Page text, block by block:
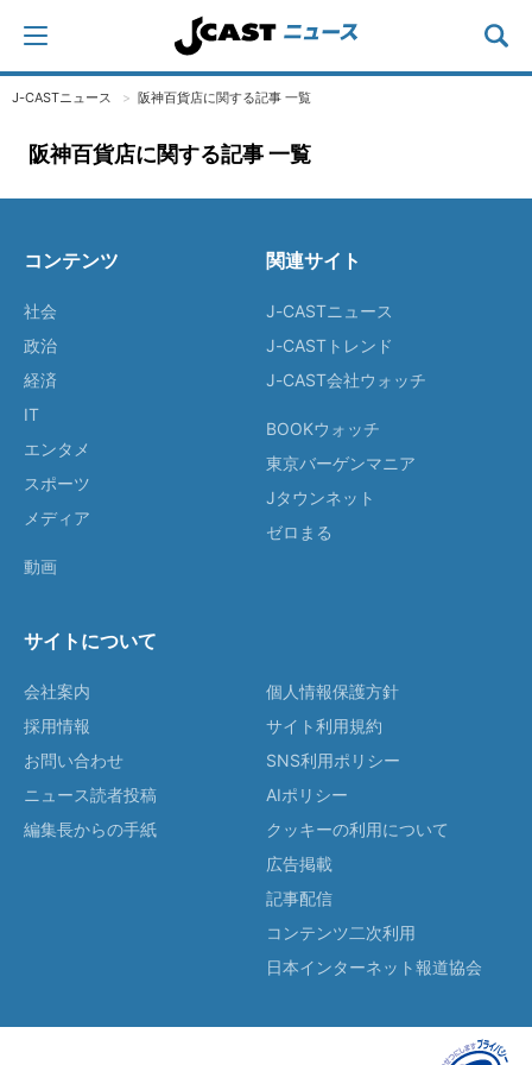
J-CASTニュース 阪神百貨店に関する記事 一覧
阪神百貨店に関する記事 一覧
コンテンツ
社会
政治
経済
IT
エンタメ
スポーツ
メディア
動画
関連サイト
J-CASTニュース
J-CASTトレンド
J-CAST会社ウォッチ
BOOKウォッチ
東京バーゲンマニア
Jタウンネット
ゼロまる
サイトについて
会社案内
採用情報
お問い合わせ
ニュース読者投稿
編集長からの手紙
個人情報保護方針
サイト利用規約
SNS利用ポリシー
AIポリシー
クッキーの利用について
広告掲載
記事配信
コンテンツ二次利用
日本インターネット報道協会